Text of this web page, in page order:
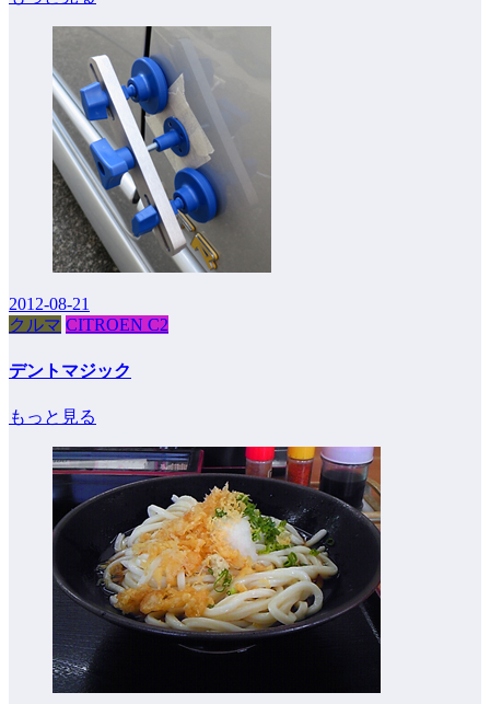
2012-08-21
クルマ CITROEN C2
デントマジック
もっと見る